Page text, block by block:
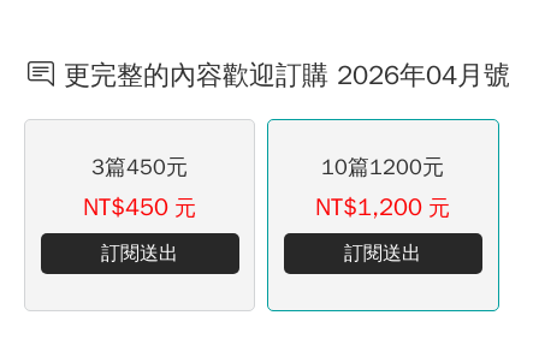
更完整的內容歡迎訂購 2026年04月號
3篇450元
NT$450 元
訂閱送出
10篇1200元
NT$1,200 元
訂閱送出